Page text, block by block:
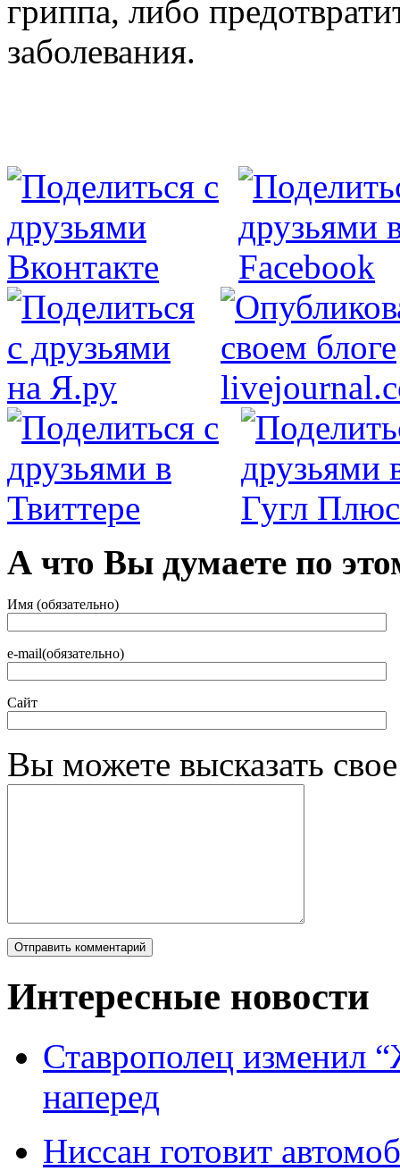
гриппа, либо
заболевания.
А что Вы думаете по
Имя (обязательно)
e-mail(обязательно)
Сайт
Вы можете высказать
Интересные новости
Ставрополец изменил
наперед
Ниссан готовит